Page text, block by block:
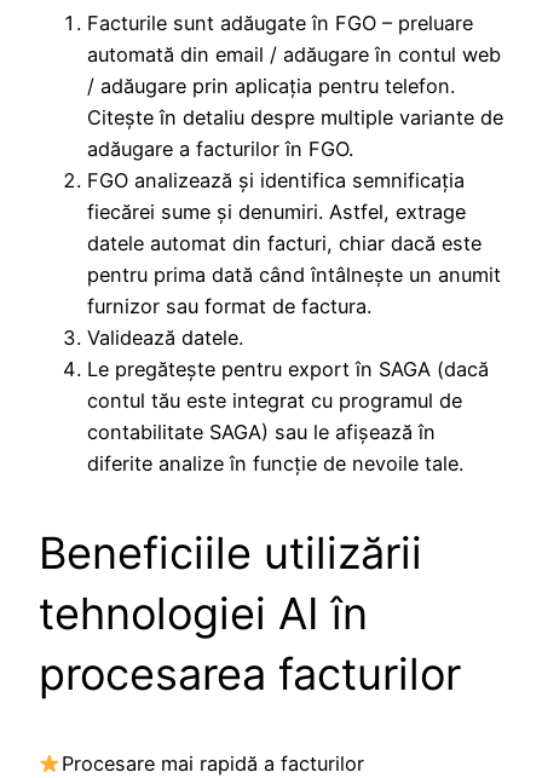
Facturile sunt adăugate în FGO – preluare
automată din email / adăugare în contul web
/ adăugare prin aplicația pentru telefon.
Citeşte în detaliu despre multiple variante de
adăugare a facturilor în FGO.
FGO analizează și identifica semnificația
fiecărei sume și denumiri. Astfel, extrage
datele automat din facturi, chiar dacă este
pentru prima dată când întâlnește un anumit
furnizor sau format de factura.
Validează datele.
Le pregătește pentru export în SAGA (dacă
contul tău este integrat cu programul de
contabilitate SAGA) sau le afișează în
diferite analize în funcție de nevoile tale.
Beneficiile utilizării
tehnologiei AI în
procesarea facturilor
Procesare mai rapidă a facturilor